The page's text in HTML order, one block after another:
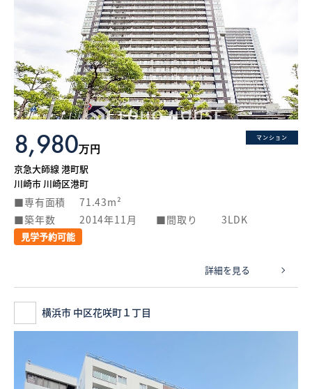
マンション
8,980万円
京急大師線 港町駅
川崎市 川崎区港町
専有面積
71.43m²
築年数
2014年11月 間取り 3LDK
見学予約可能
詳細を見る
横浜市 中区花咲町１丁目